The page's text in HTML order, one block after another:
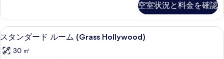
示
す
る
て
の
写
Cosy
Hollywood)
の
細
空室状況と料金を確認
ス
タ
高級寝具、ミニバー、セーフティボ
4
スタンダード ルーム (Grass Hollywood)
30 ㎡